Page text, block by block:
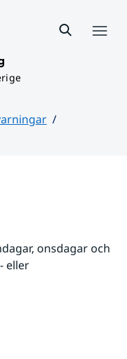
onsdagar och
eller